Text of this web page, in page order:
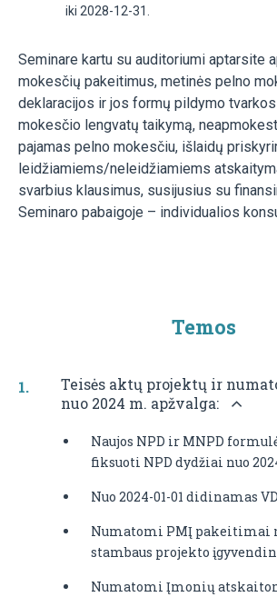
iki 2028-12-31.
Seminare kartu su auditoriumi aptarsite
mokesčių pakeitimus, metinės pelno
deklaracijos ir jos formų pildymo
mokesčio lengvatų taikymą,
pajamas pelno mokesčiu, išlaidų
leidžiamiems/neleidžiamiems
svarbius klausimus, susijusius su
Seminaro pabaigoje – individualios
Temos
Teisės aktų projektų ir
nuo 2024 m. apžvalga:
Naujos NPD ir MNPD
fiksuoti NPD dydžiai nuo
Nuo 2024-01-01 didinamas
Numatomi PMĮ pakeitimai
stambaus projekto
Numatomi Įmonių